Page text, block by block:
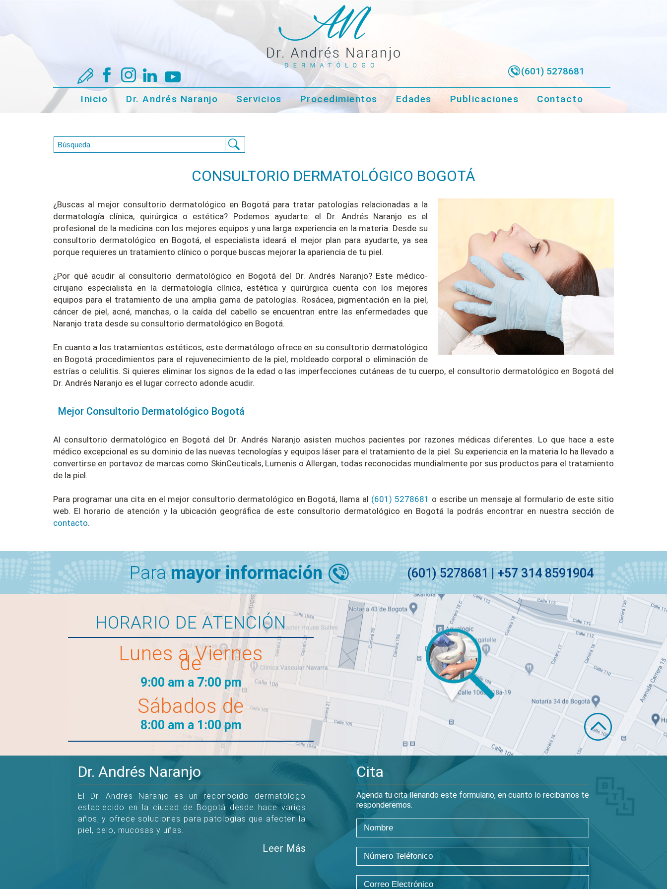
(601) 5278681
Inicio Dr. Andrés Naranjo Servicios Procedimientos Edades Publicaciones Contacto
CONSULTORIO DERMATOLÓGICO BOGOTÁ
¿Buscas al mejor consultorio dermatológico en Bogotá para tratar patologías relacionadas a la
dermatología clínica, quirúrgica o estética? Podemos ayudarte: el Dr. Andrés Naranjo es el
profesional de la medicina con los mejores equipos y una larga experiencia en la materia. Desde su
consultorio dermatológico en Bogotá, el especialista ideará el mejor plan para ayudarte, ya sea
porque requieres un tratamiento clínico o porque buscas mejorar la apariencia de tu piel.
¿Por qué acudir al consultorio dermatológico en Bogotá del Dr. Andrés Naranjo? Este médico-
cirujano especialista en la dermatología clínica, estética y quirúrgica cuenta con los mejores
equipos para el tratamiento de una amplia gama de patologías. Rosácea, pigmentación en la piel,
cáncer de piel, acné, manchas, o la caída del cabello se encuentran entre las enfermedades que
Naranjo trata desde su consultorio dermatológico en Bogotá.
En cuanto a los tratamientos estéticos, este dermatólogo ofrece en su consultorio dermatológico
en Bogotá procedimientos para el rejuvenecimiento de la piel, moldeado corporal o eliminación de
estrías o celulitis. Si quieres eliminar los signos de la edad o las imperfecciones cutáneas de tu cuerpo, el consultorio dermatológico en Bogotá del
Dr. Andrés Naranjo es el lugar correcto adonde acudir.
Mejor Consultorio Dermatológico Bogotá
Al consultorio dermatológico en Bogotá del Dr. Andrés Naranjo asisten muchos pacientes por razones médicas diferentes. Lo que hace a este
médico excepcional es su dominio de las nuevas tecnologías y equipos láser para el tratamiento de la piel. Su experiencia en la materia lo ha llevado a
convertirse en portavoz de marcas como SkinCeuticals, Lumenis o Allergan, todas reconocidas mundialmente por sus productos para el tratamiento
de la piel.
Para programar una cita en el mejor consultorio dermatológico en Bogotá, llama al (601) 5278681 o escribe un mensaje al formulario de este sitio
web. El horario de atención y la ubicación geográfica de este consultorio dermatológico en Bogotá la podrás encontrar en nuestra sección de
contacto.
Paramayor información (601) 5278681 | +57 314 8591904
HORARIO DE ATENCIÓN
Lunes a Viernes
de
9:00 am a 7:00 pm
Sábados de
8:00 am a 1:00 pm
Dr. Andrés Naranjo
El Dr. Andrés Naranjo es un reconocido dermatólogo
establecido en la ciudad de Bogotá desde hace varios
años, y ofrece soluciones para patologías que afecten la
piel, pelo, mucosas y uñas.
Leer Más
Cita
Agenda tu cita llenando este formulario, en cuanto lo recibamos te
responderemos.